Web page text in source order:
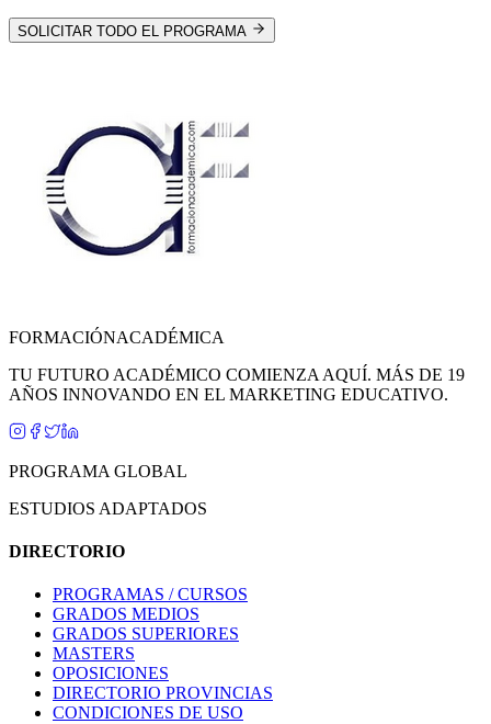
SOLICITAR TODO EL PROGRAMA
FORMACIÓNACADÉMICA
TU FUTURO ACADÉMICO COMIENZA AQUÍ. MÁS DE 19
AÑOS INNOVANDO EN EL MARKETING EDUCATIVO.
PROGRAMA GLOBAL
ESTUDIOS ADAPTADOS
DIRECTORIO
PROGRAMAS / CURSOS
GRADOS MEDIOS
GRADOS SUPERIORES
MASTERS
OPOSICIONES
DIRECTORIO PROVINCIAS
CONDICIONES DE USO